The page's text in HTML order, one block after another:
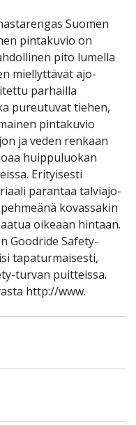
Suomen
pintakuvio on
pito lumella
miellyttävät ajo-
parhailla
pureutuvat tiehen,
pintakuvio
ja veden renkaan
huippuluokan
Erityisesti
parantaa talviajo-
kovassakin
oikeaan hintaan.
Goodride Safety-
tapaturmaisesti,
turvan puitteissa.
http://www.